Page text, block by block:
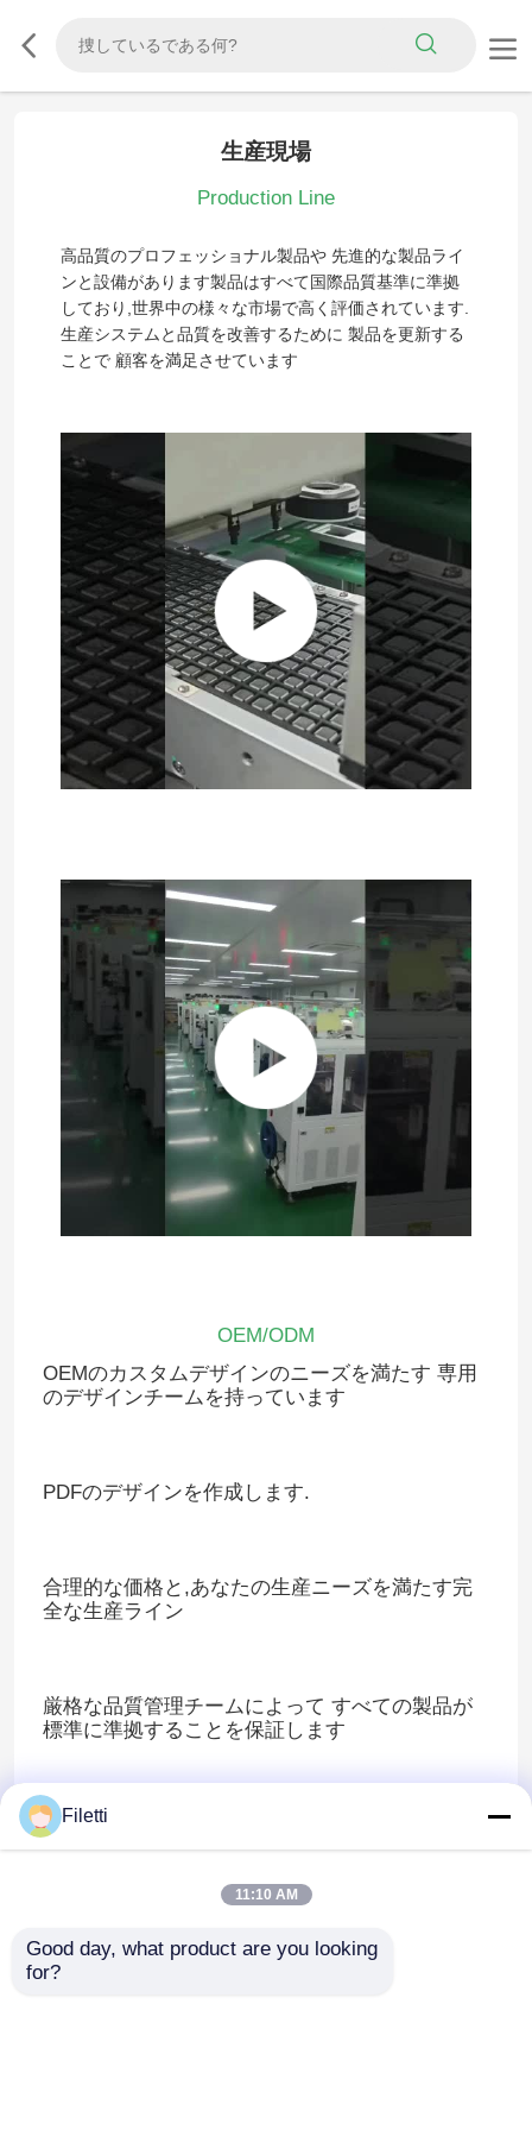
生産現場
Production Line
高品質のプロフェッショナル製品や 先進的な製品ライ
ンと設備があります製品はすべて国際品質基準に準拠
しており,世界中の様々な市場で高く評価されています.
生産システムと品質を改善するために 製品を更新する
ことで 顧客を満足させています
OEM/ODM
OEMのカスタムデザインのニーズを満たす 専用
のデザインチームを持っています
PDFのデザインを作成します.
合理的な価格と,あなたの生産ニーズを満たす完
全な生産ライン
厳格な品質管理チームによって すべての製品が
標準に準拠することを保証します
顧客のプロセス要求を厳格に遵守できます
れます.
Filetti
11:10 AM
Good day, what product are you looking
for?